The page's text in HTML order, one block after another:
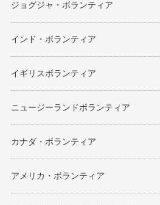
ジョグジャ・ボランティア
インド・ボランティア
イギリスボランティア
ニュージーランドボランティア
カナダ・ボランティア
アメリカ・ボランティア